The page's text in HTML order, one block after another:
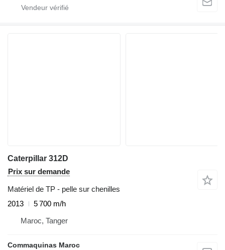
Caterpillar 312D
Prix sur demande
Matériel de TP - pelle sur chenilles
2013
5 700 m/h
Maroc, Tanger
Commaquinas Maroc